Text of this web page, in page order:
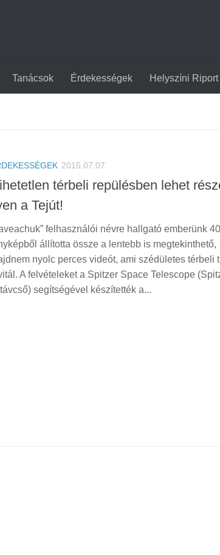
Tanácsok Érdekességek Helyszíni Riport
2015.07.07
térbeli repülésben lehet
a Tejút!
felhasználói névre hallgató emberünk
állította össze a lentebb is megtekinthető,
nyolc perces videót, ami szédületes térbeli
A felvételeket a Spitzer Space Telescope
segítségével készítették a...